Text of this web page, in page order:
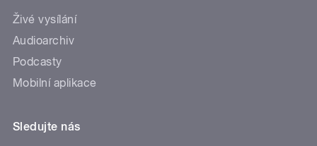
Živé vysílání
Audioarchiv
Podcasty
Mobilní aplikace
Sledujte nás